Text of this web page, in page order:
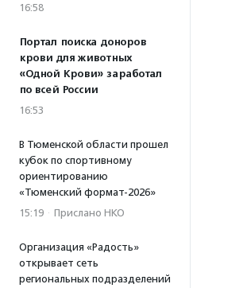
16:58
Портал поиска доноров
крови для животных
«Одной Крови» заработал
по всей России
16:53
В Тюменской области прошел
кубок по спортивному
ориентированию
«Тюменский формат-2026»
15:19 · Прислано НКО
Организация «Радость»
открывает сеть
региональных подразделений